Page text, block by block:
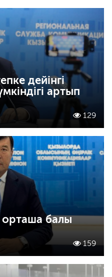
дейінгі
артып
129
балы
159